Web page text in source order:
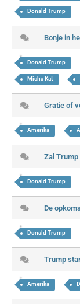
Donald Trump
Bonje in
Donald Trump
Micha Kat
Gratie of
Amerika
Zal Trump
Donald Trump
De
Donald Trump
Trump
Amerika